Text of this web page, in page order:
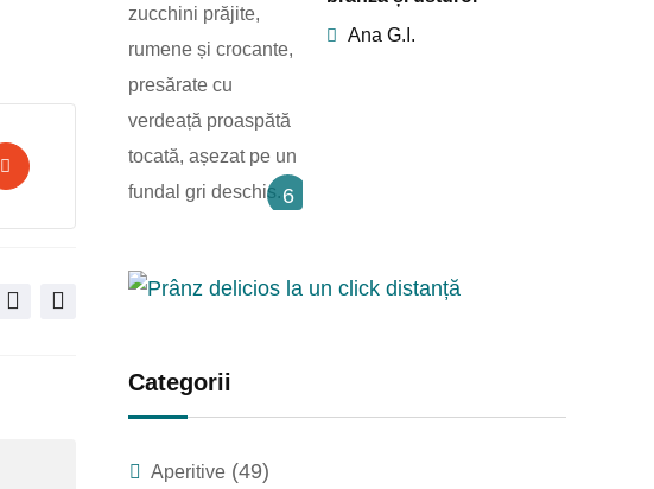
Print
6
Ana G.I.
Categorii
Aperitive(49)